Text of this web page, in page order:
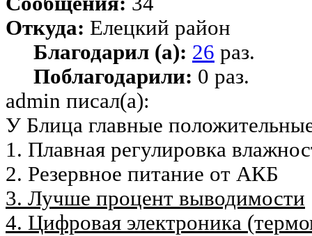
Откуда: Елецкий район
Благодарил (а): 26 раз.
Поблагодарили: 0 раз.
admin писал(а):
У Блица главные
1. Плавная регулировка
2. Резервное питание от АКБ
3. Лучше процент выводимости
4. Цифровая электроника